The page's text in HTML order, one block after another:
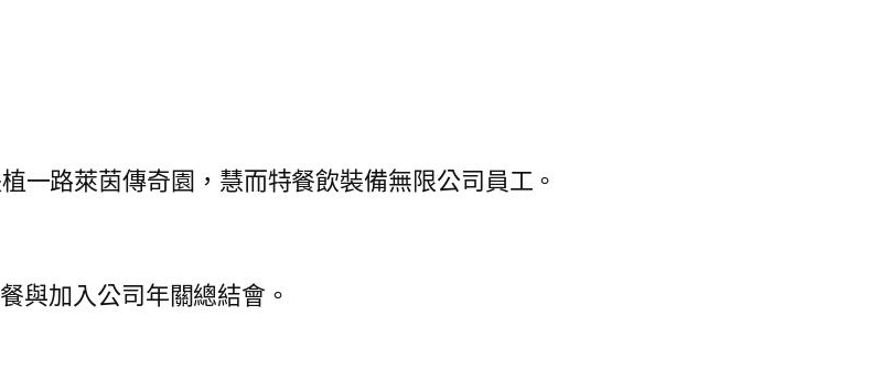
一路萊茵傳奇園，慧而特餐飲裝備無限公司員工。
與加入公司年關總結會。